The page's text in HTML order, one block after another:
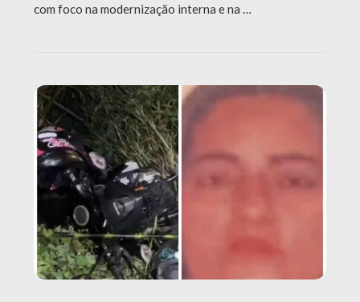
com foco na modernização interna e na …